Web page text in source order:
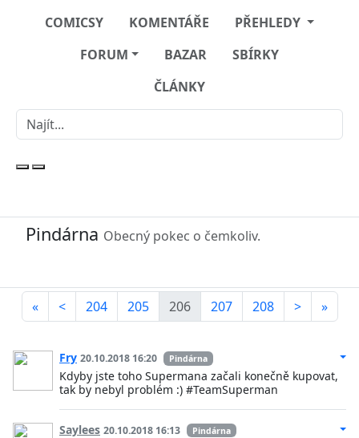
COMICSY KOMENTÁŘE
PŘEHLEDY
FORUM
BAZAR
SBÍRKY
ČLÁNKY
Pindárna Obecný pokec o čemkoliv.
« < 204 205 206 207 208 > »
Fry 20.10.2018 16:20 Pindárna
Kdyby jste toho Supermana začali konečně kupovat,
tak by nebyl problém :) #TeamSuperman
Saylees 20.10.2018 16:13 Pindárna